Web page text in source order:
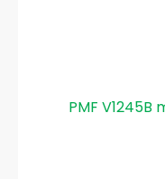
PMF